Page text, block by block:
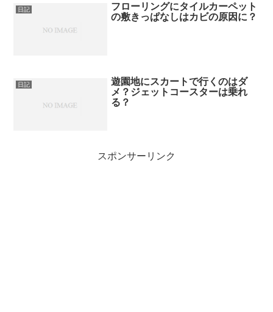
日記
フローリングにタイルカーペット
の敷きっぱなしはカビの原因に？
日記
遊園地にスカートで行くのはダ
メ？ジェットコースターは乗れ
る？
スポンサーリンク